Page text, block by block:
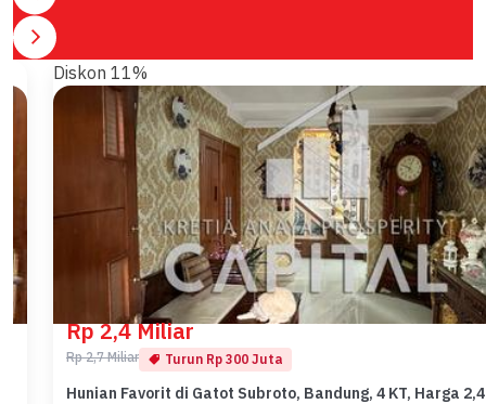
Diskon 11%
Rp 2,4 Miliar
Rp 2,7 Miliar Turun Rp 300 Juta
Hunian Favorit di Gatot Subroto, Bandung, 4 KT, Harga